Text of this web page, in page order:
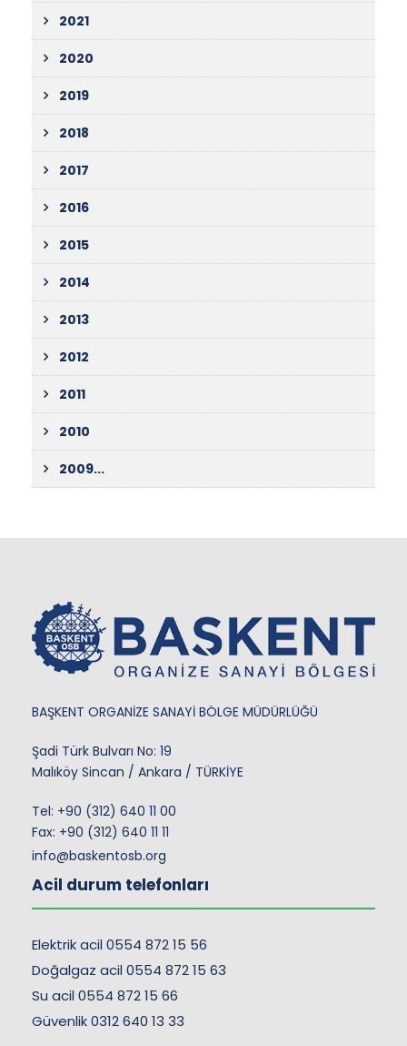
2021
2020
2019
2018
2017
2016
2015
2014
2013
2012
2011
2010
2009...
BAŞKENT ORGANİZE SANAYİ BÖLGE MÜDÜRLÜĞÜ
Şadi Türk Bulvarı No: 19
Malıköy Sincan / Ankara / TÜRKİYE
Tel: +90 (312) 640 11 00
Fax: +90 (312) 640 11 11
info@baskentosb.org
Acil durum telefonları
Elektrik acil 0554 872 15 56
Doğalgaz acil 0554 872 15 63
Su acil 0554 872 15 66
Güvenlik 0312 640 13 33